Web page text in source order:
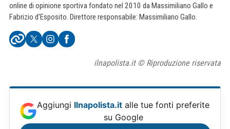
online di opinione sportiva fondato nel 2010 da Massimiliano Gallo e
Fabrizio d'Esposito. Direttore responsabile: Massimiliano Gallo.
ilnapolista.it © Riproduzione riservata
Aggiungi Ilnapolista.it alle tue fonti preferite
su Google